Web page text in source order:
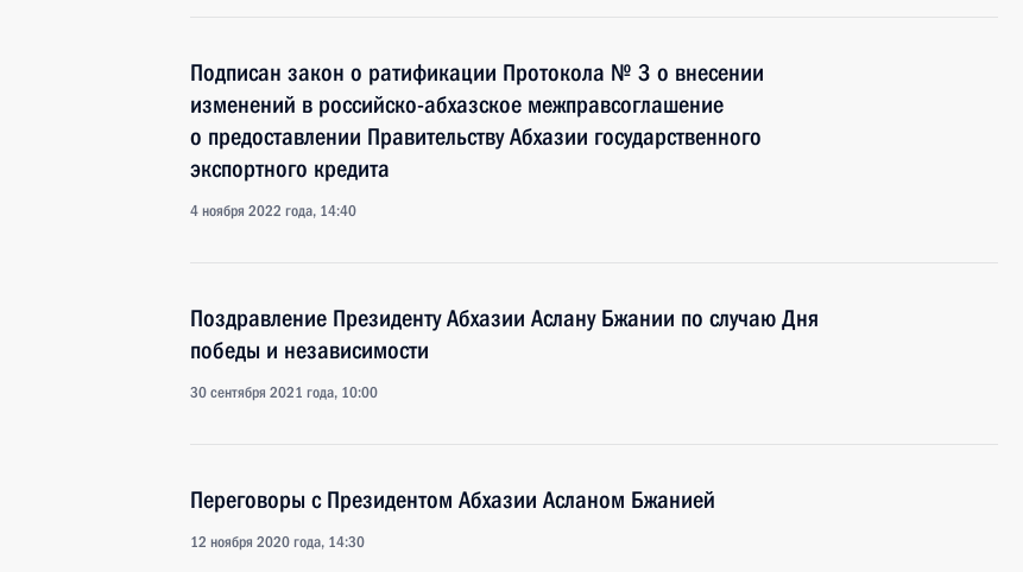
Подписан закон о ратификации Протокола № 3 о внесении
изменений в российско-абхазское межправсоглашение
о предоставлении Правительству Абхазии государственного
экспортного кредита
4 ноября 2022 года, 14:40
Поздравление Президенту Абхазии Аслану Бжании по случаю Дня
победы и независимости
30 сентября 2021 года, 10:00
Переговоры с Президентом Абхазии Асланом Бжанией
12 ноября 2020 года, 14:30